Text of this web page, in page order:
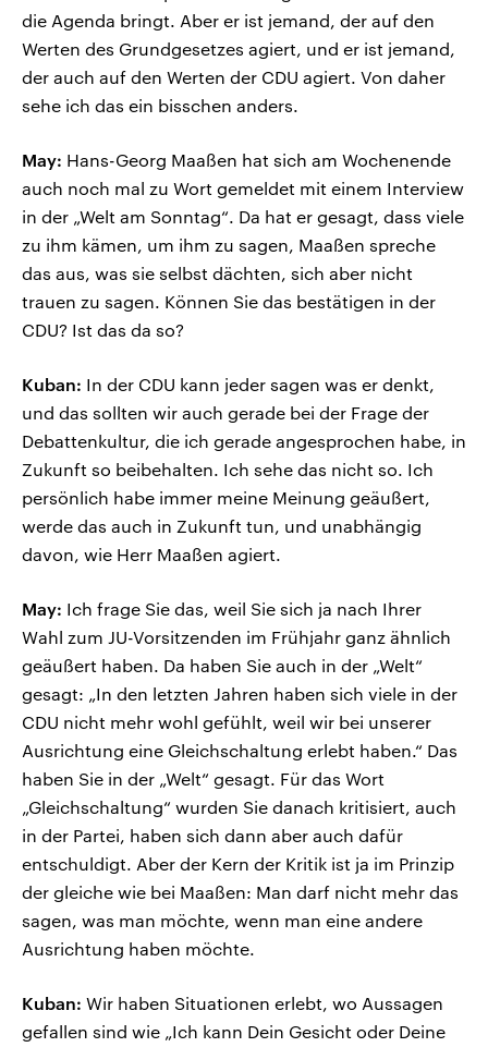
die Agenda bringt. Aber er ist jemand, der auf den
Werten des Grundgesetzes agiert, und er ist jemand,
der auch auf den Werten der CDU agiert. Von daher
sehe ich das ein bisschen anders.
May: Hans-Georg Maaßen hat sich am Wochenende
auch noch mal zu Wort gemeldet mit einem Interview
in der „Welt am Sonntag“. Da hat er gesagt, dass viele
zu ihm kämen, um ihm zu sagen, Maaßen spreche
das aus, was sie selbst dächten, sich aber nicht
trauen zu sagen. Können Sie das bestätigen in der
CDU? Ist das da so?
Kuban: In der CDU kann jeder sagen was er denkt,
und das sollten wir auch gerade bei der Frage der
Debattenkultur, die ich gerade angesprochen habe, in
Zukunft so beibehalten. Ich sehe das nicht so. Ich
persönlich habe immer meine Meinung geäußert,
werde das auch in Zukunft tun, und unabhängig
davon, wie Herr Maaßen agiert.
May: Ich frage Sie das, weil Sie sich ja nach Ihrer
Wahl zum JU-Vorsitzenden im Frühjahr ganz ähnlich
geäußert haben. Da haben Sie auch in der „Welt“
gesagt: „In den letzten Jahren haben sich viele in der
CDU nicht mehr wohl gefühlt, weil wir bei unserer
Ausrichtung eine Gleichschaltung erlebt haben.“ Das
haben Sie in der „Welt“ gesagt. Für das Wort
„Gleichschaltung“ wurden Sie danach kritisiert, auch
in der Partei, haben sich dann aber auch dafür
entschuldigt. Aber der Kern der Kritik ist ja im Prinzip
der gleiche wie bei Maaßen: Man darf nicht mehr das
sagen, was man möchte, wenn man eine andere
Ausrichtung haben möchte.
Kuban: Wir haben Situationen erlebt, wo Aussagen
gefallen sind wie „Ich kann Dein Gesicht oder Deine